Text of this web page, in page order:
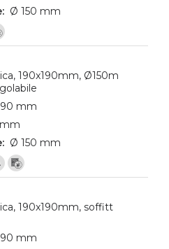
Ø 150 mm
190x190mm, Ø150m
mm
Ø 150 mm
190x190mm, soffitt
mm